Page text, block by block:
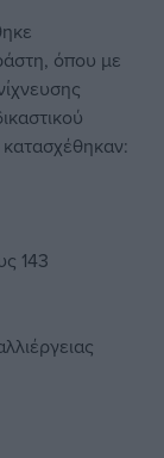
όπου με
143